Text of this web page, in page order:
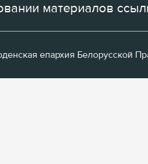
материалов
епархия Белорусской